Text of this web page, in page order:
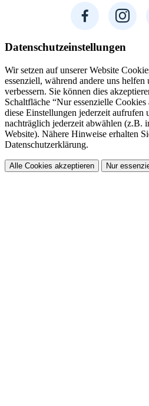
Datenschutzeinstellungen
Wir setzen auf unserer Website
essenziell, während andere uns helfen
verbessern. Sie können dies
Schaltfläche “Nur essenzielle
diese Einstellungen jederzeit aufrufen
nachträglich jederzeit abwählen (z.B.
Website). Nähere Hinweise erhalten
Datenschutzerklärung.
Alle Cookies akzeptieren Nur